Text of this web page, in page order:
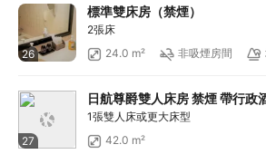
26
標準雙床房（禁煙）
2張床
24.0 m²
非吸煙房間
27
日航尊爵雙人床房 禁煙 帶行政
1張雙人床或更大床型
42.0 m²